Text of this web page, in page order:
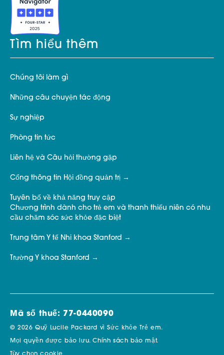
Tìm hiểu thêm
Chúng tôi làm gì
Những câu chuyện tác động
Sự nghiệp
Phòng tin tức
Liên hệ và Câu hỏi thường gặp
Cổng thông tin Hội đồng quản trị
Tuyên bố về khả năng truy cập
Chương trình dành cho trẻ em và thanh thiếu niên có nhu
cầu chăm sóc sức khỏe đặc biệt
Trung tâm Y tế Nhi khoa Stanford
Trường Y khoa Stanford
Mã số thuế: 77-0440090
© 2026 Quỹ Lucile Packard vì Sức khỏe Trẻ em.
Mọi quyền được bảo lưu.Chính sách bảo mật.